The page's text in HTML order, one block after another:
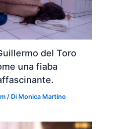
del Toro
una fiaba
/ Di Monica Martino